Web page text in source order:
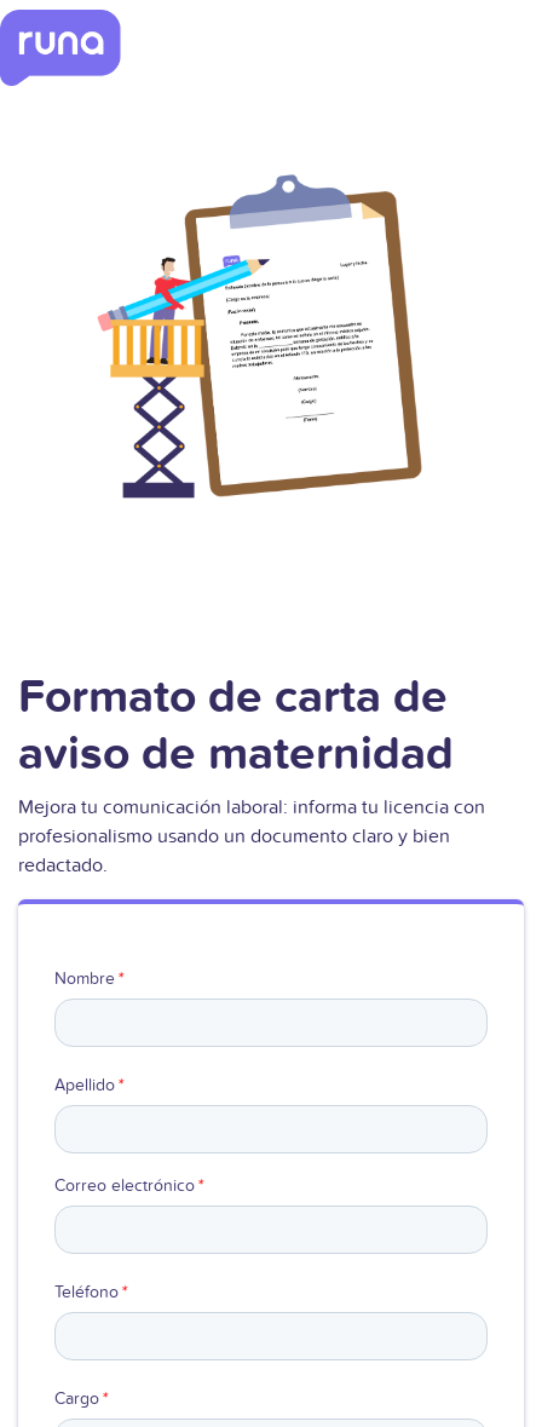
Formato de carta de
aviso de maternidad
Mejora tu comunicación laboral: informa tu licencia con
profesionalismo usando un documento claro y bien
redactado.
Nombre*
Apellido*
Correo electrónico*
Teléfono*
Cargo*